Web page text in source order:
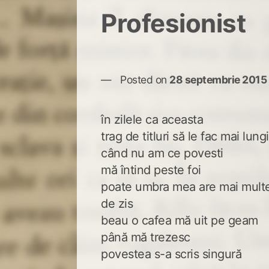
Profesionist
Posted on 28 septembrie 2015
în zilele ca aceasta
trag de titluri să le fac mai lungi
când nu am ce povesti
mă întind peste foi
poate umbra mea are mai
de zis
beau o cafea mă uit pe geam
până mă trezesc
povestea s-a scris singură